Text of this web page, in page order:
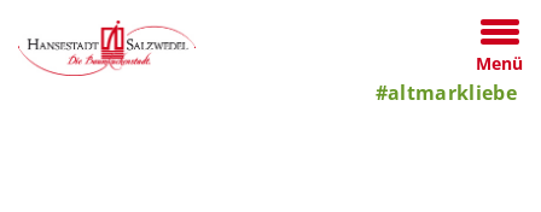
Menü
#altmarkliebe